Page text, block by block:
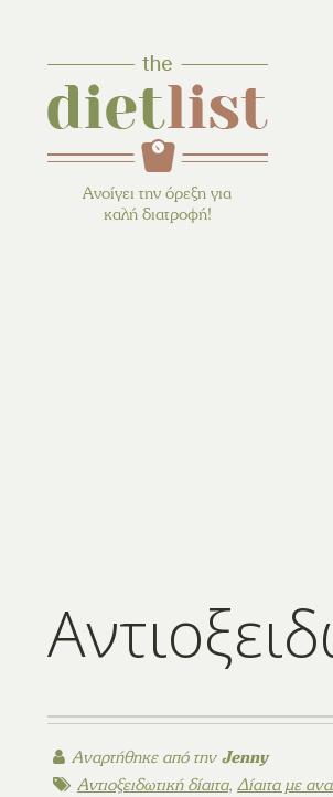
Ανοίγει την όρεξη για
καλή διατροφή!
Αναρτήθηκε από τηνJenny
Αντιοξειδωτική δίαιτα, Δίαιτα με